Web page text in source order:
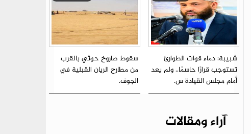
شبيبة: دماء قوات الطوارئ
تستوجب قرارًا حاسمًا.. ولم يعد
أمام مجلس القيادة س.
سقوط صاروخ حوثي بالقرب
من مطارح الريان القبلية في
الجوف.
آراء ومقالات